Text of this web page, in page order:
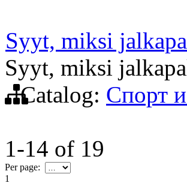
Syyt, miksi
Syyt, miksi
Catalog: Спорт
1-14 of 19
Per page:
1